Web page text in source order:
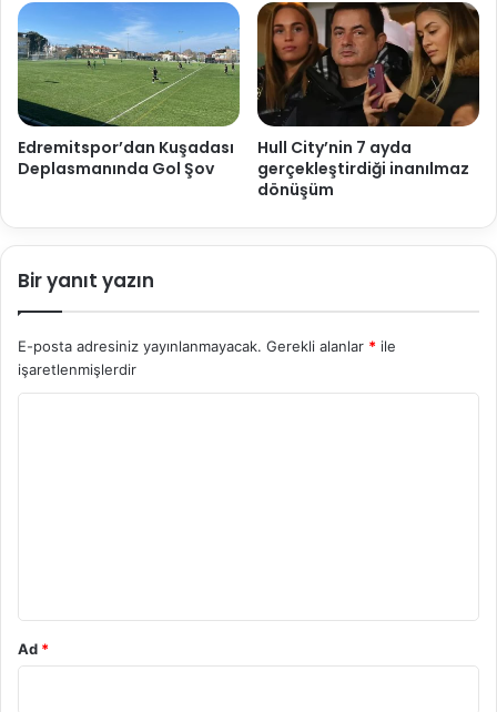
Edremitspor’dan Kuşadası
Deplasmanında Gol Şov
Hull City’nin 7 ayda
gerçekleştirdiği inanılmaz
dönüşüm
Bir yanıt yazın
E-posta adresiniz yayınlanmayacak. Gerekli alanlar * ile
işaretlenmişlerdir
Ad *